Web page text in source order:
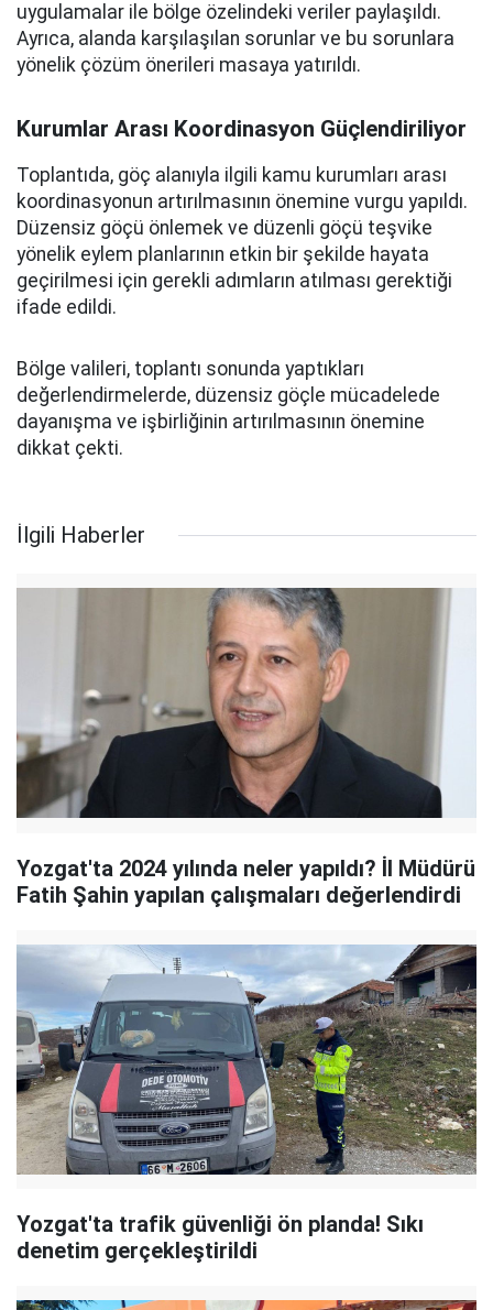
uygulamalar ile bölge özelindeki veriler paylaşıldı.
Ayrıca, alanda karşılaşılan sorunlar ve bu sorunlara
yönelik çözüm önerileri masaya yatırıldı.
Kurumlar Arası Koordinasyon Güçlendiriliyor
Toplantıda, göç alanıyla ilgili kamu kurumları arası
koordinasyonun artırılmasının önemine vurgu yapıldı.
Düzensiz göçü önlemek ve düzenli göçü teşvike
yönelik eylem planlarının etkin bir şekilde hayata
geçirilmesi için gerekli adımların atılması gerektiği
ifade edildi.
Bölge valileri, toplantı sonunda yaptıkları
değerlendirmelerde, düzensiz göçle mücadelede
dayanışma ve işbirliğinin artırılmasının önemine
dikkat çekti.
İlgili Haberler
Yozgat'ta 2024 yılında neler yapıldı? İl Müdürü
Fatih Şahin yapılan çalışmaları değerlendirdi
Yozgat'ta trafik güvenliği ön planda! Sıkı
denetim gerçekleştirildi